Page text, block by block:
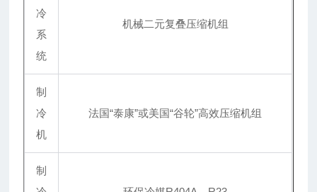
冷
系
统
机械二元复叠压缩机组
制
冷
机
法国“泰康”或美国“谷轮”高效压缩机组
制